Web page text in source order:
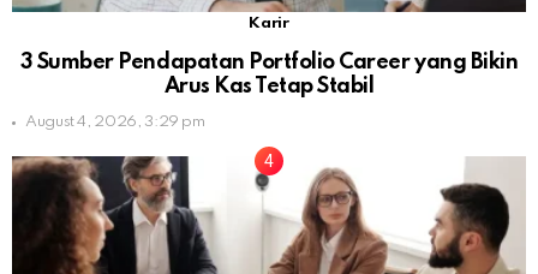
Karir
3 Sumber Pendapatan Portfolio Career yang Bikin
Arus Kas Tetap Stabil
August 4, 2026, 3:29 pm